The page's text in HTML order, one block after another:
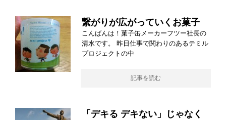
繋がりが広がっていくお菓子
こんばんは！菓子缶メーカーフツー社長の
清水です。 昨日仕事で関わりのあるテミル
プロジェクトの中
記事を読む
「デキる デキない」じゃなく